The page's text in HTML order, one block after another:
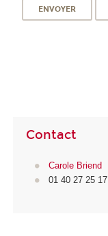
Contact
Carole Briend
01 40 27 25 17